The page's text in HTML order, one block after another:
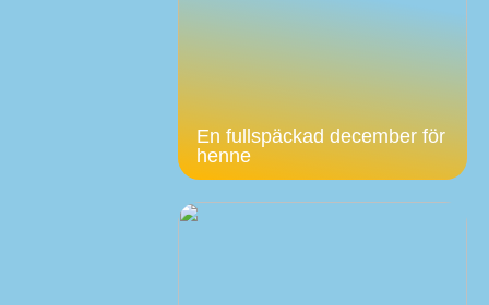
En fullspäckad december för
henne